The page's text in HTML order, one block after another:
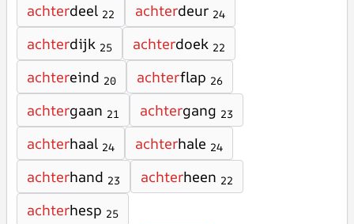
achterdeel 22 achterdeur 24
achterdijk 25 achterdoek 22
achtereind 20 achterflap 26
achtergaan 21 achtergang 23
achterhaal 24 achterhale 24
achterhand 23 achterheen 22
achterhesp 25